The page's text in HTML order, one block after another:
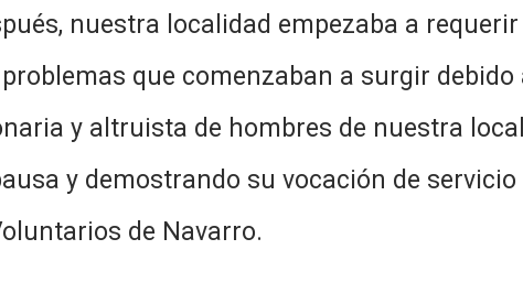
nuestra localidad empezaba a
que comenzaban a surgir
y altruista de hombres de nuestra
y demostrando su vocación de
de Navarro.